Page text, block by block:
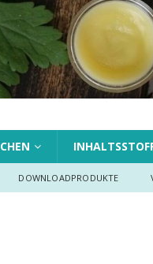
DOWNLOADPRODUKTE